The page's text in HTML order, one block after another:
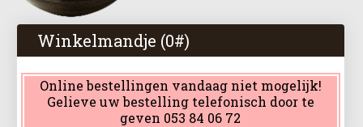
Winkelmandje (0#)
Online bestellingen vandaag niet mogelijk!
Gelieve uw bestelling telefonisch door te
geven 053 84 06 72